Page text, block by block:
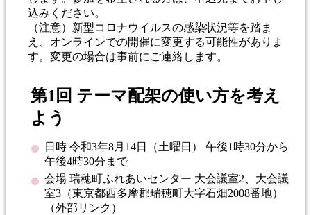
込みください。
（注意）新型コロナウイルスの感染状況等を踏ま
え、オンラインでの開催に変更する可能性がありま
す。変更の場合は事前にご連絡します。
第1回 テーマ配架の使い方を考え
よう
日時 令和3年8月14日（土曜日） 午後1時30分から
午後4時30分まで
会場 瑞穂町ふれあいセンター 大会議室2、大会議
室3 （東京都西多摩郡瑞穂町大字石畑2008番地）
（外部リンク）